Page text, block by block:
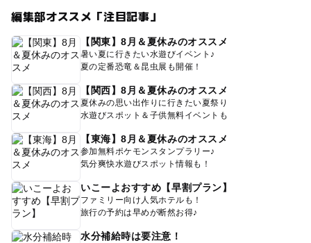
編集部オススメ「注目記事」
【関東】8月＆夏休みのオススメ
暑い夏に行きたい水遊びイベント♪
夏の定番恐竜＆昆虫展も開催！
【関西】8月＆夏休みのオススメ
夏休みの思い出作りに行きたい夏祭り
水遊びスポット＆子供無料イベントも
【東海】8月＆夏休みのオススメ
参加無料ポケモンスタンプラリー♪
気分爽快水遊びスポット情報も！
いこーよおすすめ【早割プラン】
ファミリー向け人気ホテルも！
旅行の予約は早めが断然お得♪
水分補給時は要注意！